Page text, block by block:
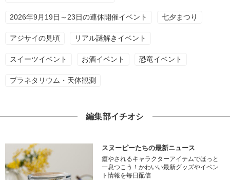
2026年9月19日～23日の連休開催イベント 七夕まつり
アジサイの見頃 リアル謎解きイベント
スイーツイベント お酒イベント 恐竜イベント
プラネタリウム・天体観測
編集部イチオシ
スヌーピーたちの最新ニュース
癒やされるキャラクターアイテムでほっと
一息つこう！かわいい最新グッズやイベン
ト情報を毎日配信